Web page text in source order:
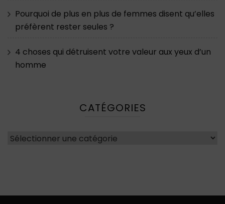
Pourquoi de plus en plus de femmes disent qu’elles
préfèrent rester seules ?
4 choses qui détruisent votre valeur aux yeux d’un
homme
CATÉGORIES
Catégories